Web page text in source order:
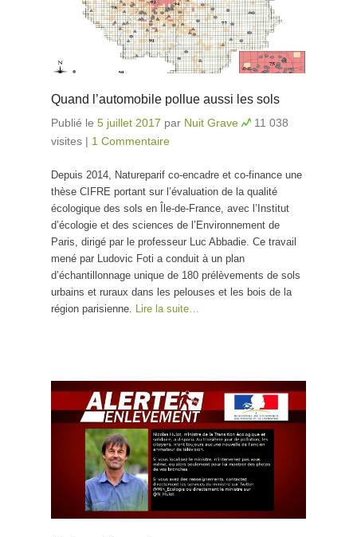
Quand l’automobile pollue aussi les sols
Publié le 5 juillet 2017 par Nuit Grave
11 038
visites | 1 Commentaire
Depuis 2014, Natureparif co-encadre et co-finance une
thèse CIFRE portant sur l’évaluation de la qualité
écologique des sols en Île-de-France, avec l’Institut
d’écologie et des sciences de l’Environnement de
Paris, dirigé par le professeur Luc Abbadie. Ce travail
mené par Ludovic Foti a conduit à un plan
d’échantillonnage unique de 180 prélèvements de sols
urbains et ruraux dans les pelouses et les bois de la
région parisienne. Lire la suite…